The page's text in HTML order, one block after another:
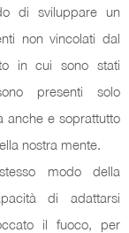
di sviluppare un
non vincolati dal
in cui sono stati
presenti solo
anche e soprattutto
nostra mente.
modo della
di adattarsi
il fuoco, per